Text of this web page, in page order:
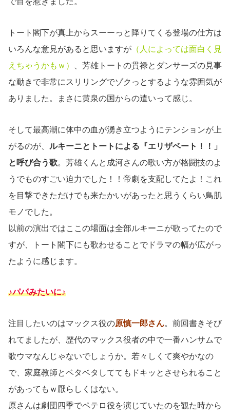
トート閣下が真上からスーーっと降りてくる登場の仕方は
いろんな意見があると思いますが （人によっては面白く見
えちゃうかもｗ）
、芳雄トートの貫禄とダンサーズの見事
な動きで非常にスリリングでゾクっとするような雰囲気が
ありました。まさに黄泉の国からの遣いって感じ。
そして最高潮に体中の血が湧き立つようにテンションが上
がるのが、 ルキーニとトートによる『エリザベート！！」
と呼び合う歌。芳雄くんと成河さんの歌い方が格闘技のよ
うでものすごい迫力でした！！帝劇を支配してたよ！これ
を目撃できただけでも来たかいがあったと思うくらい鳥肌
モノでした。
以前の演出ではここの場面は全部ルキーニが歌ってたので
すが、トート閣下にも歌わせることでドラマの幅が広がっ
たように感じます。
♪パパみたいに♪
注目したいのはマックス役の原慎一郎さん。前回書きそび
れてましたが、歴代のマックス役者の中で一番ハンサムで
歌ウマなんじゃないでしょうか。若々しくて爽やかなの
で、家庭教師とベタベタしててもドキッとさせられること
があってもｗ厭らしくはない。
原さんは劇団四季でペテロ役を演じていたのを観た時から